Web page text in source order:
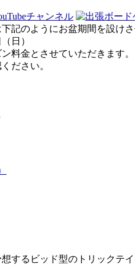
記のようにお盆期間を設け
日）
料金とさせていただきます。
ださい。
するビッド型のトリックテイ